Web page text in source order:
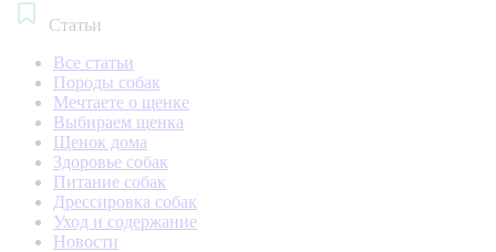
Статьи
Все статьи
Породы собак
Мечтаете о щенке
Выбираем щенка
Щенок дома
Здоровье собак
Питание собак
Дрессировка собак
Уход и содержание
Новости